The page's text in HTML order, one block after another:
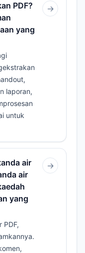
PDF?
yang
laporan,
untuk
→
air
air
yang
PDF,
→